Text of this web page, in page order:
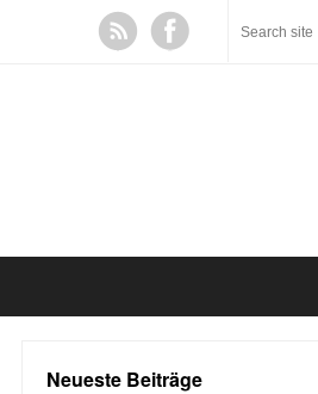
Neueste Beiträge